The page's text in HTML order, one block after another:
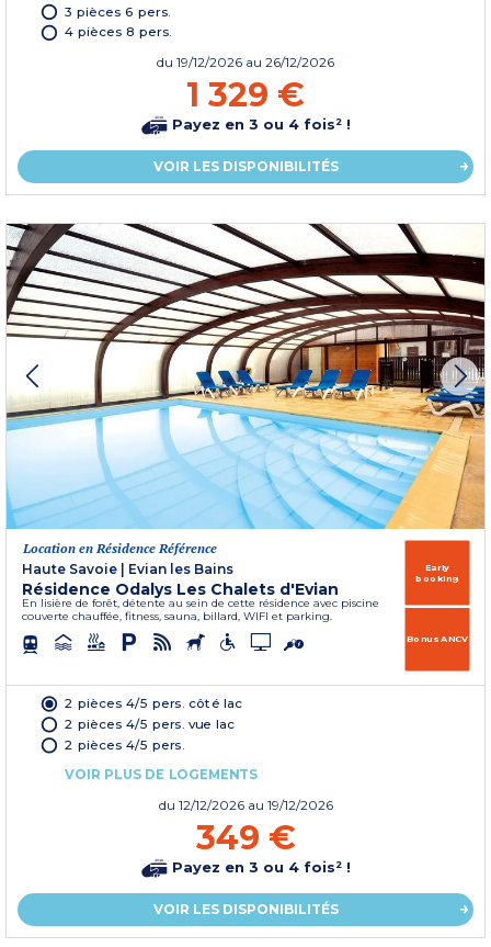
3 pièces 6 pers.
4 pièces 8 pers.
du 19/12/2026 au 26/12/2026
1 329 €
Payez en 3 ou 4 fois² !
VOIR LES DISPONIBILITÉS
Location en Résidence Référence
Haute Savoie
Evian les Bains
Résidence Odalys Les Chalets d'Evian
En lisière de forêt, détente au sein de cette résidence avec piscine
couverte chauffée, fitness, sauna, billard, WIFI et parking.
Early
booking
Bonus ANCV
2 pièces 4/5 pers. côté lac
2 pièces 4/5 pers. vue lac
2 pièces 4/5 pers.
VOIR PLUS DE LOGEMENTS
du 12/12/2026 au 19/12/2026
349 €
Payez en 3 ou 4 fois² !
VOIR LES DISPONIBILITÉS